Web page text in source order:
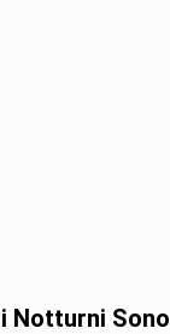
Notturni